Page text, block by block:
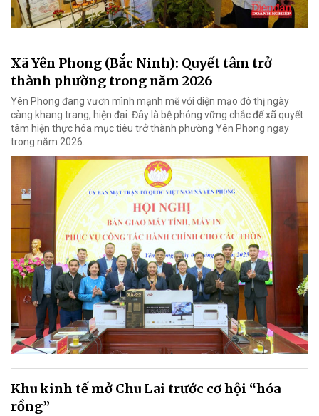
Xã Yên Phong (Bắc Ninh): Quyết tâm trở
thành phường trong năm 2026
Yên Phong đang vươn mình mạnh mẽ với diện mạo đô thị ngày
càng khang trang, hiện đại. Đây là bệ phóng vững chắc để xã quyết
tâm hiện thực hóa mục tiêu trở thành phường Yên Phong ngay
trong năm 2026.
Khu kinh tế mở Chu Lai trước cơ hội “hóa
rồng”